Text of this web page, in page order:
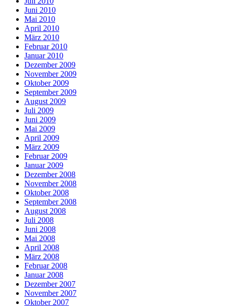
Juni 2010
Mai 2010
April 2010
März 2010
Februar 2010
Januar 2010
Dezember 2009
November 2009
Oktober 2009
September 2009
August 2009
Juli 2009
Juni 2009
Mai 2009
April 2009
März 2009
Februar 2009
Januar 2009
Dezember 2008
November 2008
Oktober 2008
September 2008
August 2008
Juli 2008
Juni 2008
Mai 2008
April 2008
März 2008
Februar 2008
Januar 2008
Dezember 2007
November 2007
Oktober 2007